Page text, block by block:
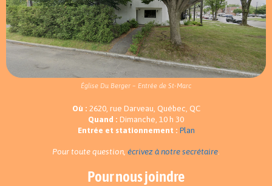
Église Du Berger – Entrée de St-Marc
Où : 2620, rue Darveau, Québec, QC
Quand : Dimanche, 10 h 30
Entrée et stationnement : Plan
Pour toute question, écrivez à notre secrétaire.
Pour nous joindre